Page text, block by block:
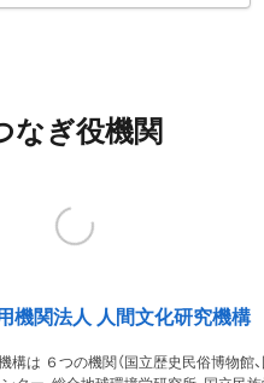
なぎ役機関
機関法人 人間文化研究機構
は ６つの機関（国立歴史民俗博物館、